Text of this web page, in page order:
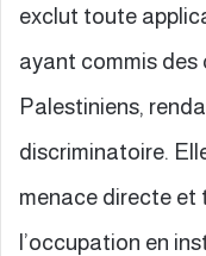
exclut toute
ayant commis des
Palestiniens,
discriminatoire.
menace directe et
l’occupation en